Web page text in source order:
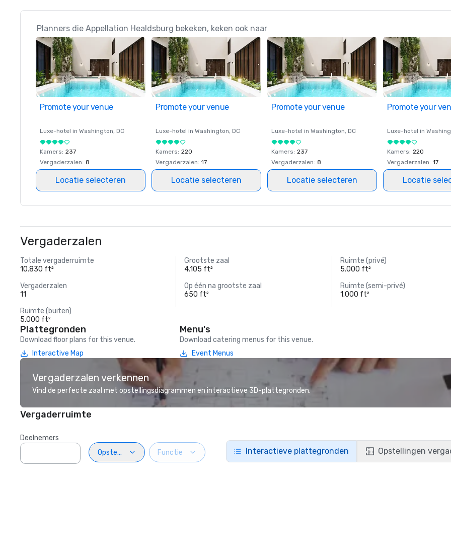
Planners die Appellation Healdsburg bekeken, keken ook naar
Promote your venue
Luxe-hotel in Washington, DC
Kamers: 237
Vergaderzalen: 8
Locatie selecteren
Promote your venue
Luxe-hotel in Washington, DC
Kamers: 220
Vergaderzalen: 17
Locatie selecteren
Promote your venue
Luxe-hotel in Washington, DC
Kamers: 237
Vergaderzalen: 8
Locatie selecteren
Promote your
Luxe-hotel in
Kamers: 220
Vergaderzalen: 17
Locatie
Vergaderzalen
Totale vergaderruimte
10.830 ft²
Grootste zaal
4.105 ft²
Ruimte (privé)
5.000 ft²
Vergaderzalen
11
Op één na grootste zaal
650 ft²
Ruimte (semi-privé)
1.000 ft²
Ruimte (buiten)
5.000 ft²
Plattegronden
Download floor plans for this venue.
Interactive Map
Menu's
Download catering menus for this venue.
Event Menus
Vergaderzalen verkennen
Vind de perfecte zaal met opstellingsdiagrammen en interactieve 3D-plattegronden.
Vergaderruimte
Deelnemers
Opstelling
Functie Interactieve plattegronden Opstellingen